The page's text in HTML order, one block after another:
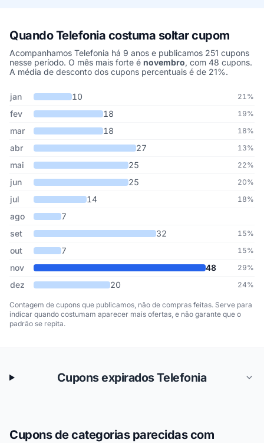
Quando Telefonia costuma soltar cupom
Acompanhamos Telefonia há 9 anos e publicamos 251 cupons
nesse período. O mês mais forte é novembro, com 48 cupons.
A média de desconto dos cupons percentuais é de 21%.
Cupons de Telefonia publicados por mês, somando os últimos 9
Mês Cupons publicados
jan 10 21%
fev 18 19%
mar 18 18%
abr 27 13%
mai 25 22%
jun 25 20%
jul 14 18%
ago
7
set
32 15%
out 7 15%
nov 48 29%
dez 20 24%
Contagem de cupons que publicamos, não de compras feitas. Serve para
indicar quando costumam aparecer mais ofertas, e não garante que o
padrão se repita.
Cupons expirados Telefonia
Cupons de categorias parecidas com